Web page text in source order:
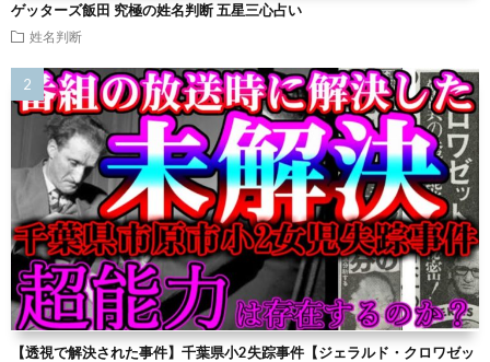
ゲッターズ飯田 究極の姓名判断 五星三心占い
姓名判断
【透視で解決された事件】千葉県小2失踪事件【ジェラルド・クロワゼッ